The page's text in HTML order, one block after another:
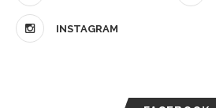
INSTAGRAM